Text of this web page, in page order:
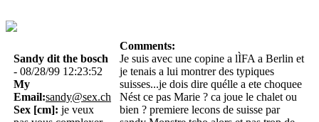
Sandy dit the bosch
- 08/28/99 12:23:52
My
Email:sandy@sex.ch
Sex [cm]: je veux
Comments:
Je suis avec une copine a lÌFA a Berlin et
je tenais a lui montrer des typiques
suisses...je dois dire quélle a ete choquee
Nést ce pas Marie ? ca joue le chalet ou
bien ? premiere lecons de suisse par